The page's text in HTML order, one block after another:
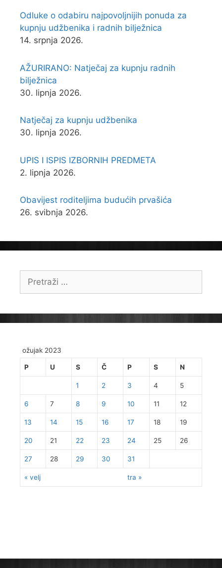
Odluke o odabiru najpovoljnijih ponuda za
kupnju udžbenika i radnih bilježnica
14. srpnja 2026.
AŽURIRANO: Natječaj za kupnju radnih
bilježnica
30. lipnja 2026.
Natječaj za kupnju udžbenika
30. lipnja 2026.
UPIS I ISPIS IZBORNIH PREDMETA
2. lipnja 2026.
Obavijest roditeljima budućih prvašića
26. svibnja 2026.
Pretraži:
ožujak 2023
P U S Č P S N
« velj tra »
1 2 3 4 5
6 7 8 9 10 11 12
13 14 15 16 17 18 19
20 21 22 23 24 25 26
27 28 29 30 31